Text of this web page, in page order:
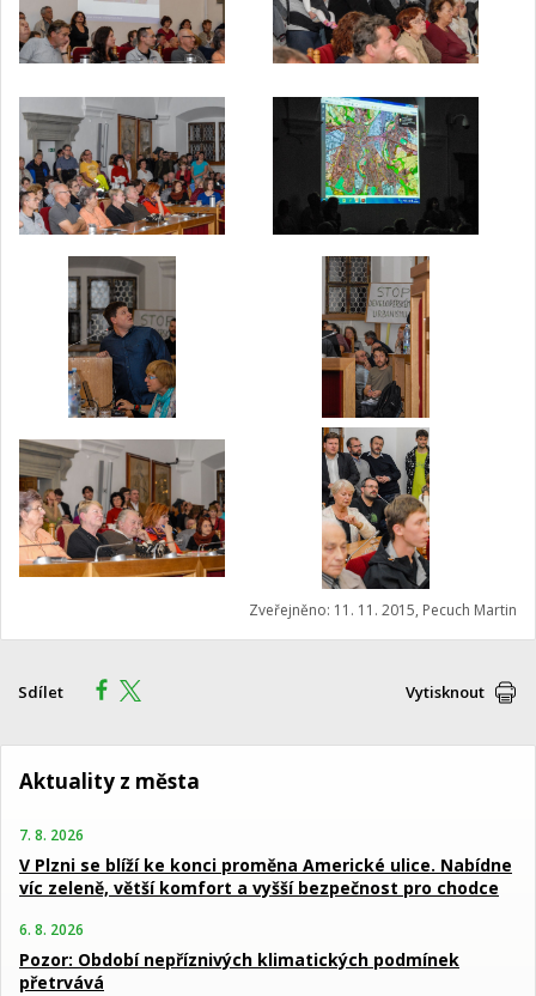
Zveřejněno: 11. 11. 2015, Pecuch Martin
Sdílet Vytisknout
Aktuality z města
7. 8. 2026
V Plzni se blíží ke konci proměna Americké ulice. Nabídne
víc zeleně, větší komfort a vyšší bezpečnost pro chodce
6. 8. 2026
Pozor: Období nepříznivých klimatických podmínek
přetrvává